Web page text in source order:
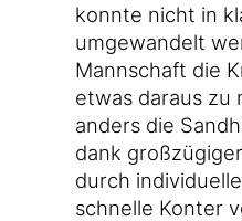
konn­te nicht in
umge­wan­delt
Mann­schaft die
etwas dar­aus zu
anders die
dank
durch
schnel­le Kon­ter